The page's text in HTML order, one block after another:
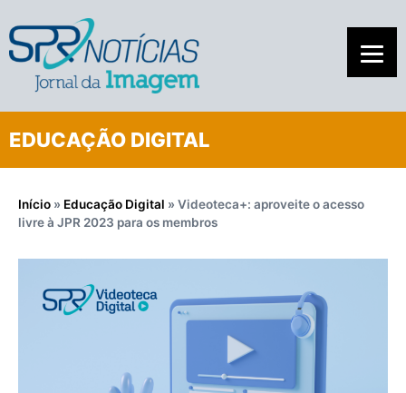
EDUCAÇÃO DIGITAL
Início » Educação Digital » Videoteca+: aproveite o acesso
livre à JPR 2023 para os membros